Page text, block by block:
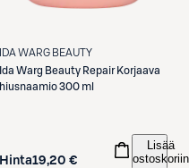
IDA WARG BEAUTY
Ida Warg Beauty Repair Korjaava
hiusnaamio 300 ml
Hinta19,20 €
Lisää
ostoskoriin